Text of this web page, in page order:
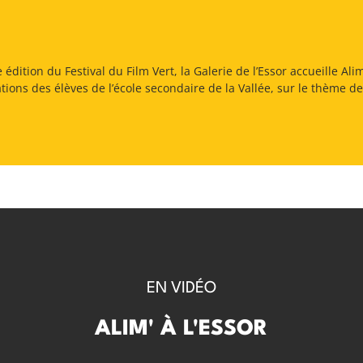
édition du Festival du Film Vert, la Galerie de l’Essor accueille
des élèves de l’école secondaire de la Vallée, sur le thème
EN VIDÉO
ALIM' À L'ESSOR